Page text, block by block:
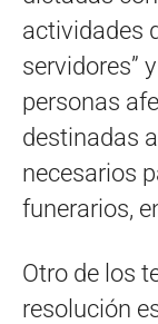
actividades
servidores”
personas
destinadas
necesarios
funerarios,
Otro de los
resolución